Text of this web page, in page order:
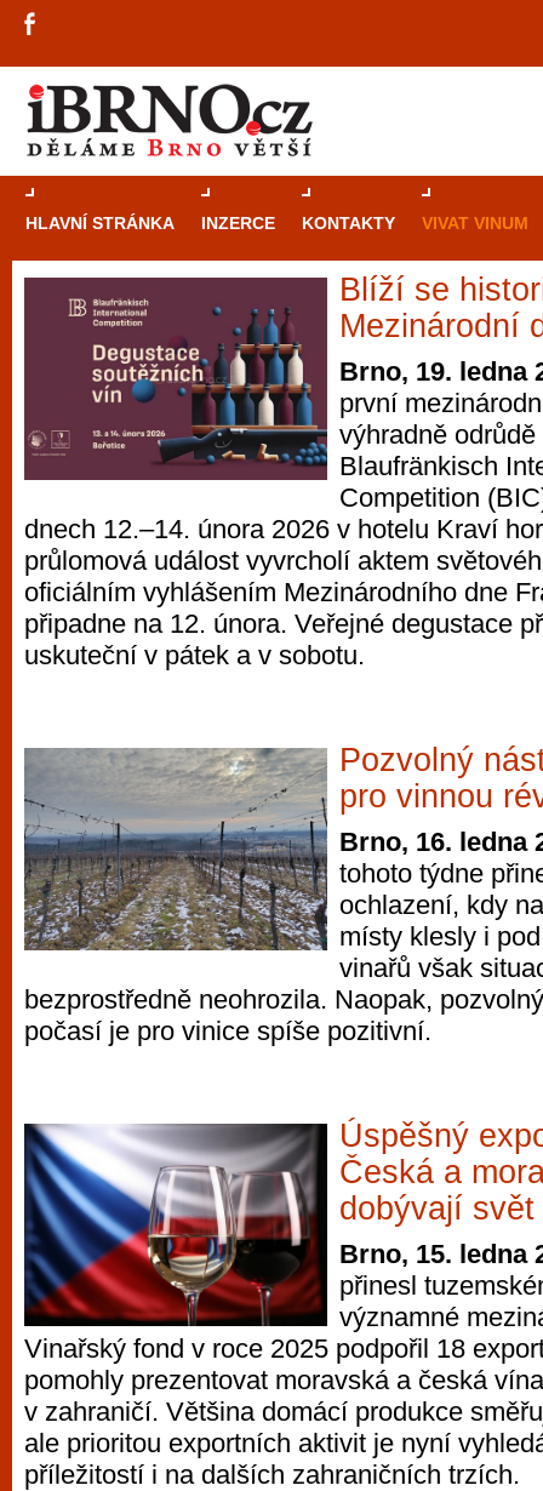
HLAVNÍ STRÁNKA INZERCE KONTAKTY VIVAT VINUM
Blíží se
Mezinárodní
Brno, 19. ledna
první
výhradně
Blaufränkisch
Competition
dnech 12.–14. února 2026 v hotelu Kraví
průlomová událost vyvrcholí aktem
oficiálním vyhlášením Mezinárodního dne
připadne na 12. února. Veřejné degustace
uskuteční v pátek a v sobotu.
Pozvolný
pro vinnou
Brno, 16. ledna
tohoto týdne
ochlazení, kdy
místy klesly i
vinařů však
bezprostředně neohrozila. Naopak,
počasí je pro vinice spíše pozitivní.
Úspěšný
Česká a
dobývají svět
Brno, 15. ledna
přinesl
významné
Vinařský fond v roce 2025 podpořil 18
pomohly prezentovat moravská a česká
v zahraničí. Většina domácí produkce
ale prioritou exportních aktivit je nyní
příležitostí i na dalších zahraničních trzích.
Průvodce
Brně: Od
automaty
Brno je
zajímavé
restaurace,
Mimo jiné je ale také místem, kde si
vyzkoušet různé kasinové hry. V
metropoli naleznete širokou nabídku her
po moderní automaty jak pro pravidelné
příležitostné hráče. V...